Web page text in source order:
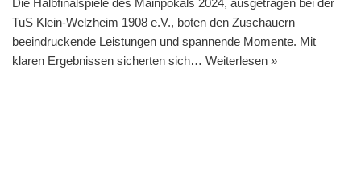
Die Halbfinalspiele des Mainpokals 2024, ausgetragen bei der
TuS Klein-Welzheim 1908 e.V., boten den Zuschauern
beeindruckende Leistungen und spannende Momente. Mit
klaren Ergebnissen sicherten sich… Weiterlesen »